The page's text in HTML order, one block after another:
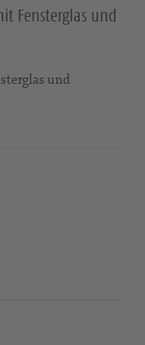
Fensterglas und
und